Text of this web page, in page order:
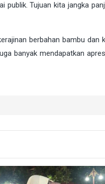
publik. Tujuan kita jangka
berbahan bambu dan
banyak mendapatkan